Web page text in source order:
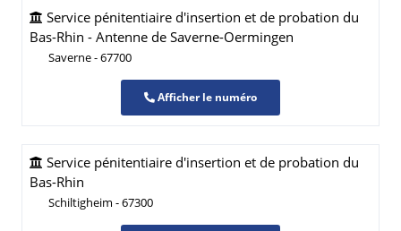
Service pénitentiaire d'insertion et de probation du
Bas-Rhin - Antenne de Saverne-Oermingen
Saverne - 67700
Afficher le numéro
Service pénitentiaire d'insertion et de probation du
Bas-Rhin
Schiltigheim - 67300